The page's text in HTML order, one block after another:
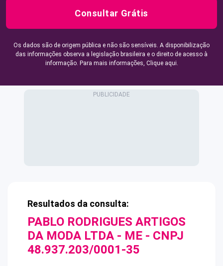
Consultar Grátis
Os dados são de origem pública e não são sensíveis. A disponibilização
das informações observa a legislação brasileira e o direito de acesso à
informação. Para mais informações, Clique aqui.
Resultados da consulta:
PABLO RODRIGUES ARTIGOS
DA MODA LTDA - ME - CNPJ
48.937.203/0001-35